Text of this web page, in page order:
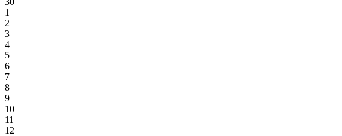
1
2
3
4
5
6
7
8
9
10
11
12